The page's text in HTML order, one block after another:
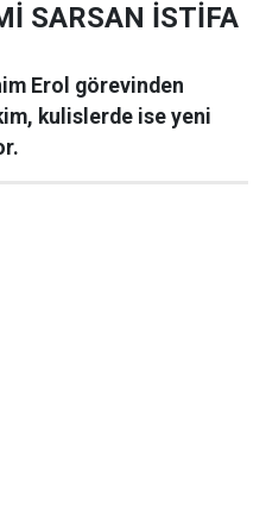
SARSAN İSTİFA
Erol görevinden
kulislerde ise yeni